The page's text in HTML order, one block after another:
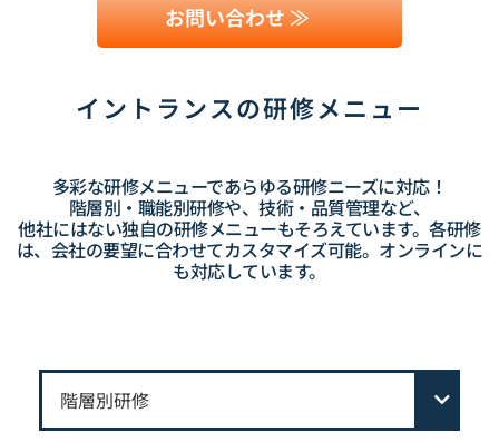
お問い合わせ ≫
イントランスの研修メニュー
多彩な研修メニューであらゆる研修ニーズに対応！
階層別・職能別研修や、技術・品質管理など、
他社にはない独自の研修メニューもそろえています。各研修
は、会社の要望に合わせてカスタマイズ可能。オンラインに
も対応しています。
階層別研修